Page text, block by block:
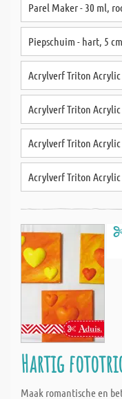
Parel Maker - 30 ml,
Piepschuim - hart, 5 cm
Acrylverf Triton
Acrylverf Triton
Acrylverf Triton Acrylic
Acrylverf Triton
Hartig
Maak romantische en